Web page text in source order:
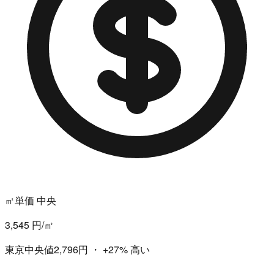
㎡単価 中央
3,545 円/㎡
東京中央値2,796円 ・ +27%高い